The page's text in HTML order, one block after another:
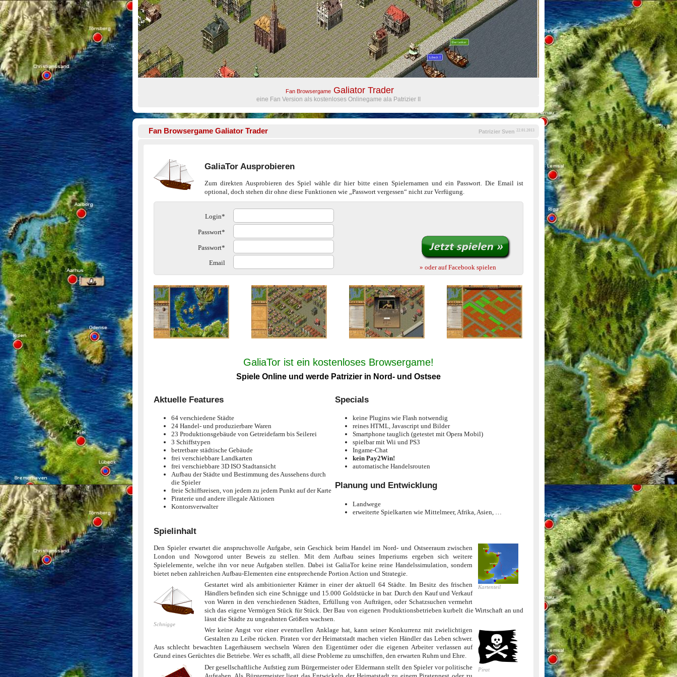
Fan Browsergame Galiator Trader
eine Fan Version als kostenloses Onlinegame ala Patrizier II
Fan BrowsergameGaliator Trader 22.01.2013
Patrizier Sven
GaliaTor Ausprobieren
Zum direkten Ausprobieren des Spiel wähle dir hier bitte einen Spielernamen und ein Passwort. Die Email ist
optional, doch stehen dir ohne diese Funktionen wie „Passwort vergessen“ nicht zur Verfügung.
Login*
Passwort*
Passwort*
Email
» oder auf Facebook spielen
GaliaTor ist ein kostenloses Browsergame!
Spiele Online und werde Patrizier in Nord- und Ostsee
Aktuelle Features
64 verschiedene Städte
24 Handel- und produzierbare Waren
23 Produktionsgebäude von Getreidefarm bis Seilerei
3 Schiffstypen
betretbare städtische Gebäude
frei verschiebbare Landkarten
frei verschiebbare 3D ISO Stadtansicht
Aufbau der Städte und Bestimmung des Aussehens durch
die Spieler
freie Schiffsreisen, von jedem zu jedem Punkt auf der Karte
Piraterie und andere illegale Aktionen
Kontorsverwalter
Specials
keine Plugins wie Flash notwendig
reines HTML, Javascript und Bilder
Smartphone tauglich (getestet mit Opera Mobil)
spielbar mit Wii und PS3
Ingame-Chat
kein Pay2Win!
automatische Handelsrouten
Planung und Entwicklung
Landwege
erweiterte Spielkarten wie Mittelmeer, Afrika, Asien, …
Spielinhalt
Kartenteil
Den Spieler erwartet die anspruchsvolle Aufgabe, sein Geschick beim Handel im Nord- und Ostseeraum zwischen
London und Nowgorod unter Beweis zu stellen. Mit dem Aufbau seines Imperiums ergeben sich weitere
Spielelemente, welche ihn vor neue Aufgaben stellen. Dabei ist GaliaTor keine reine Handelssimulation, sondern
bietet neben zahlreichen Aufbau-Elementen eine entsprechende Portion Action und Strategie.
Schnigge
Gestartet wird als ambitionierter Krämer in einer der aktuell 64 Städte. Im Besitz des frischen
Händlers befinden sich eine Schnigge und 15.000 Goldstücke in bar. Durch den Kauf und Verkauf
von Waren in den verschiedenen Städten, Erfüllung von Aufträgen, oder Schatzsuchen vermehrt
sich das eigene Vermögen Stück für Stück. Der Bau von eigenen Produktionsbetrieben kurbelt die Wirtschaft an und
lässt die Städte zu ungeahnten Größen wachsen.
Pirat
Wer keine Angst vor einer eventuellen Anklage hat, kann seiner Konkurrenz mit zwielichtigen
Gestalten zu Leibe rücken. Piraten vor der Heimatstadt machen vielen Händler das Leben schwer.
Aus schlecht bewachten Lagerhäusern wechseln Waren den Eigentümer oder die eigenen Arbeiter verlassen auf
Grund eines Gerüchtes die Betriebe. Wer es schafft, all diese Probleme zu umschiffen, den erwarten Ruhm und Ehre.
Der gesellschaftliche Aufstieg zum Bürgermeister oder Eldermann stellt den Spieler vor politische